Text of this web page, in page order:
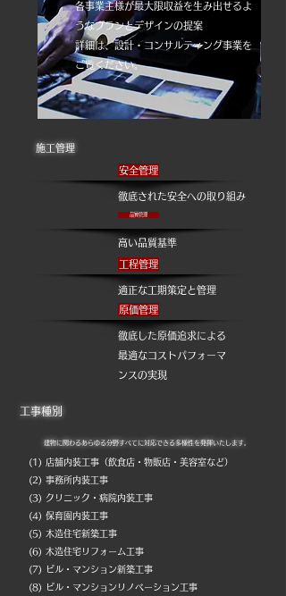
各事業主様が最大限収益を生み出せるよ
うなプランとデザインの提案
​詳細は、設計・コンサルティング事業を
ご覧ください。
施工管理
安全管理
徹底された安全への取り組み
品質管理
高い品質基準
工程管理
適正な工期策定と管理
原価管理
徹底した原価追求による
最適なコストパフォーマ
ンスの実現
建物に関わるあらゆる分野すべてに対応できる多様性を発揮いたします。
(1) 店舗内装工事（飲食店・物販店・美容室など）
(2) 事務所内装工事
(3) クリニック・病院内装工事
(4) 保育園内装工事
(5) 木造住宅新築工事
(6) 木造住宅リフォーム工事
(7) ビル・マンション新築工事
(8) ビル・マンションリノベーション工事
工事種別